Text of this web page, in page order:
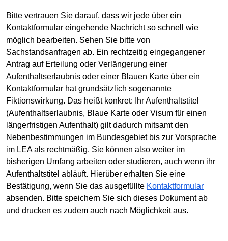
Bitte vertrauen Sie darauf, dass wir jede über ein
Kontaktformular eingehende Nachricht so schnell wie
möglich bearbeiten. Sehen Sie bitte von
Sachstandsanfragen ab. Ein rechtzeitig eingegangener
Antrag auf Erteilung oder Verlängerung einer
Aufenthaltserlaubnis oder einer Blauen Karte über ein
Kontaktformular hat grundsätzlich sogenannte
Fiktionswirkung. Das heißt konkret: Ihr Aufenthaltstitel
(Aufenthaltserlaubnis, Blaue Karte oder Visum für einen
längerfristigen Aufenthalt) gilt dadurch mitsamt den
Nebenbestimmungen im Bundesgebiet bis zur Vorsprache
im LEA als rechtmäßig. Sie können also weiter im
bisherigen Umfang arbeiten oder studieren, auch wenn ihr
Aufenthaltstitel abläuft. Hierüber erhalten Sie eine
Bestätigung, wenn Sie das ausgefüllte Kontaktformular
absenden. Bitte speichern Sie sich dieses Dokument ab
und drucken es zudem auch nach Möglichkeit aus.